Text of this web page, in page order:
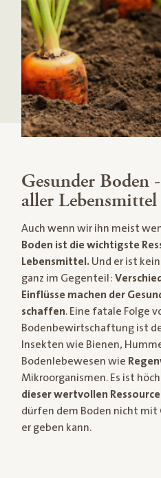
Gesunder Boden
aller Lebensmittel
Auch wenn wir ihn meist
Boden ist die wichtigste
Lebensmittel. Und er ist
ganz im Gegenteil:
Einflüsse machen der
schaffen. Eine fatale Folge
Bodenbewirtschaftung ist
Insekten wie Bienen,
Bodenlebewesen wie
Mikroorganismen. Es ist
dieser wertvollen
dürfen dem Boden nicht mit
er geben kann.